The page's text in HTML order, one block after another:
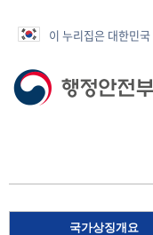
이 누리집은 대한민
국가상징개요